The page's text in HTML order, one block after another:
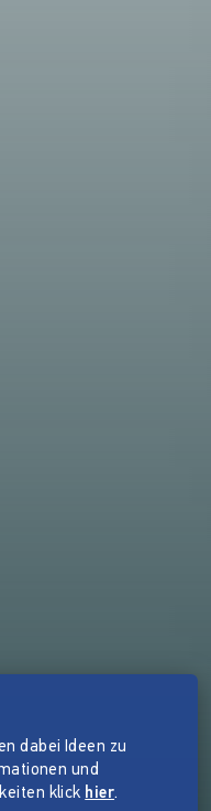
dabei Ideen zu
und
klick hier.